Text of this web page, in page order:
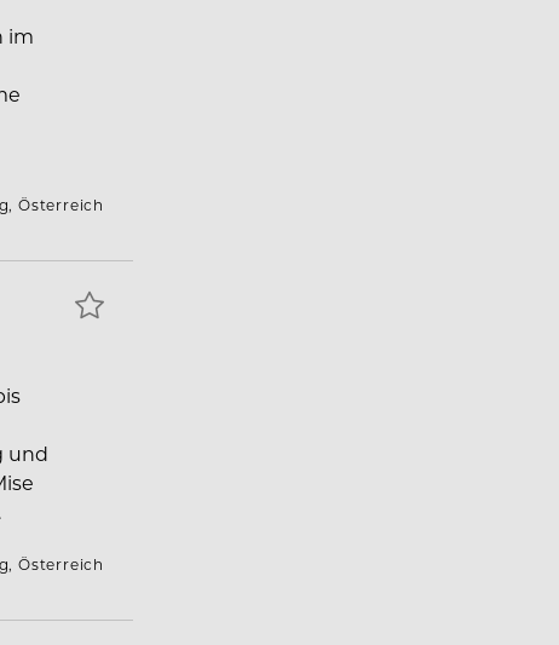
im
Österreich
und
Österreich